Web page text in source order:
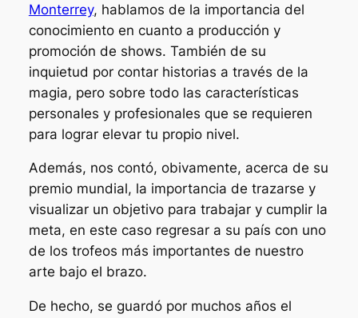
Monterrey, hablamos de la importancia del
conocimiento en cuanto a producción y
promoción de shows. También de su
inquietud por contar historias a través de la
magia, pero sobre todo las características
personales y profesionales que se requieren
para lograr elevar tu propio nivel.
Además, nos contó, obivamente, acerca de su
premio mundial, la importancia de trazarse y
visualizar un objetivo para trabajar y cumplir la
meta, en este caso regresar a su país con uno
de los trofeos más importantes de nuestro
arte bajo el brazo.
De hecho, se guardó por muchos años el